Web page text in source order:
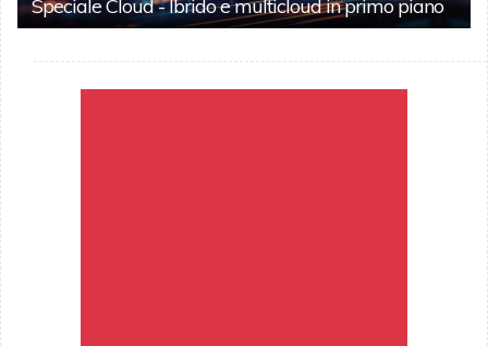
Speciale Cloud - Ibrido e multicloud in primo piano